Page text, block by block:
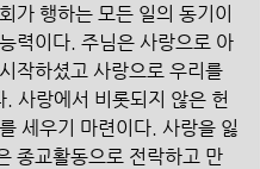
가 행하는 모든 일의 동기이
력이다. 주님은 사랑으로 아
작하셨고 사랑으로 우리를
. 사랑에서 비롯되지 않은 헌
세우기 마련이다. 사랑을 잃
종교활동으로 전락하고 만